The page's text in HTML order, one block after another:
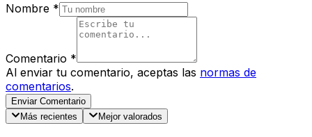
Nombre *
Comentario *
Al enviar tu comentario, aceptas las normas de
comentarios.
Enviar Comentario
Más recientes
Mejor valorados